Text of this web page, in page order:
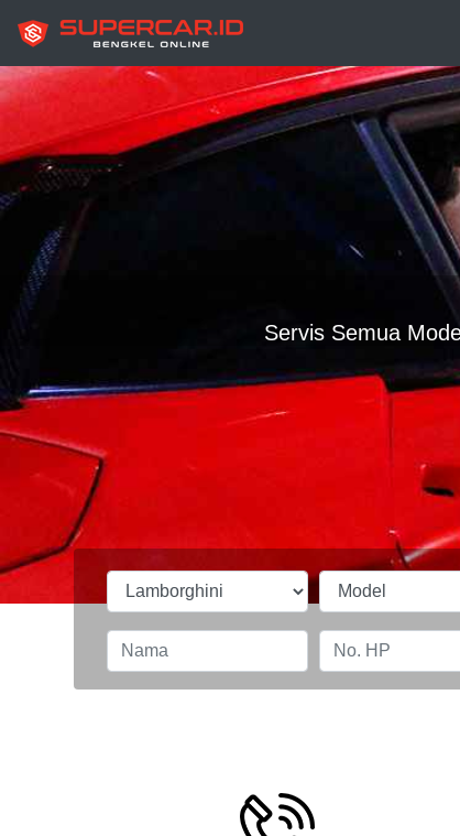
Servis Semua